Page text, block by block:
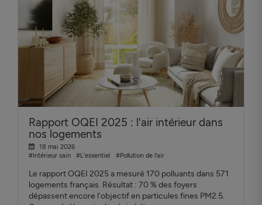
Rapport OQEI 2025 : l'air intérieur dans
nos logements
18 mai 2026
#Intérieur sain
#L'essentiel #Pollution de l'air
Le rapport OQEI 2025 a mesuré 170 polluants dans 571
logements français. Résultat : 70 % des foyers
dépassent encore l'objectif en particules fines PM2.5.